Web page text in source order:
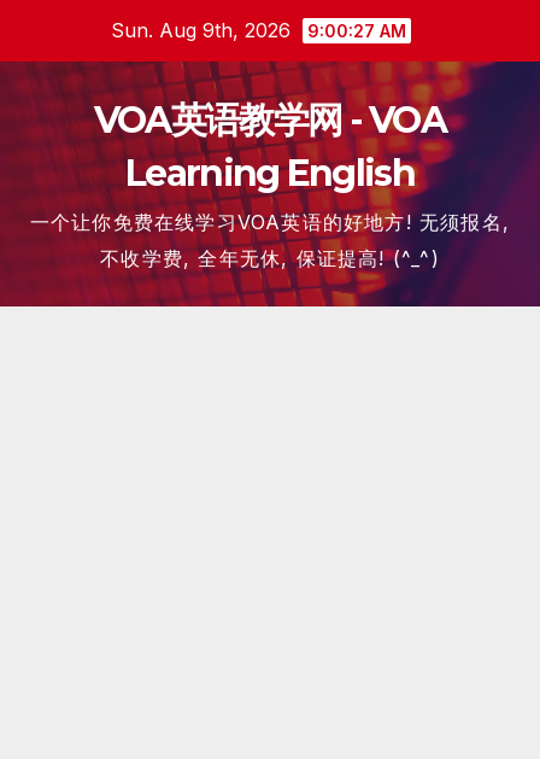
content
Sun. Aug 9th, 2026 9:00:27 AM
VOA英语教学网 - VOA
Learning English
一个让你免费在线学习VOA英语的好地方! 无须报名,
不收学费, 全年无休, 保证提高! (^_^)